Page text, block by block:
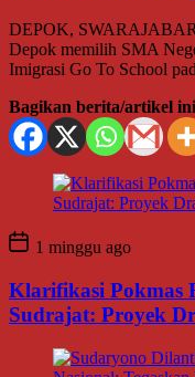
DEPOK,
Depok memilih SMA
Imigrasi Go To School
Bagikan berita/artikel ini
1 minggu ago
Klarifikasi Pokmas
Sudrajat: Proyek